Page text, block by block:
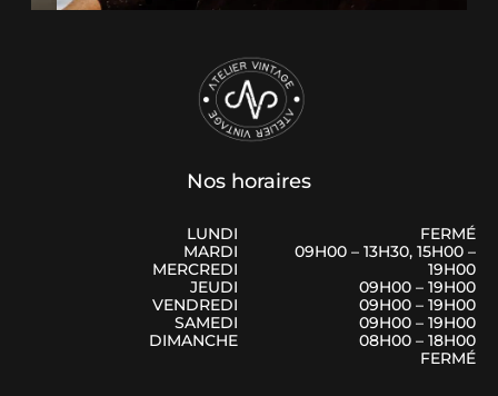
Nos horaires
LUNDI
MARDI
MERCREDI
JEUDI
VENDREDI
SAMEDI
DIMANCHE
FERMÉ
09H00 – 13H30, 15H00 –
19H00
09H00 – 19H00
09H00 – 19H00
09H00 – 19H00
08H00 – 18H00
FERMÉ